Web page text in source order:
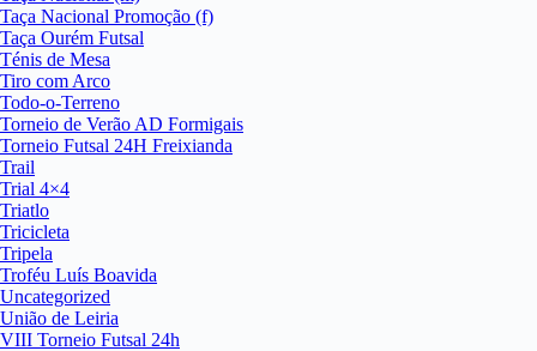
Taça Nacional Promoção (f)
Taça Ourém Futsal
Ténis de Mesa
Tiro com Arco
Todo-o-Terreno
Torneio de Verão AD Formigais
Torneio Futsal 24H Freixianda
Trail
Trial 4×4
Triatlo
Tricicleta
Tripela
Troféu Luís Boavida
Uncategorized
União de Leiria
VIII Torneio Futsal 24h